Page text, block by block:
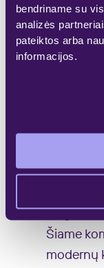
bendriname su
analizės
pateiktos arba
informacijos.
ranka
mūsų
baigtas
Šiame
modernų